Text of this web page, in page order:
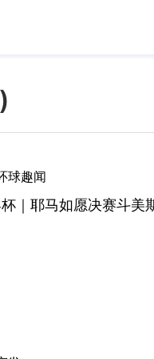
球趣闻
｜耶马如愿决赛斗